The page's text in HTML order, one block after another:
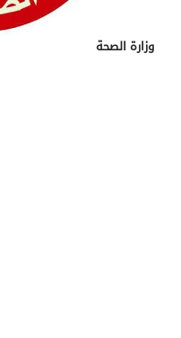
وزارة الصحة